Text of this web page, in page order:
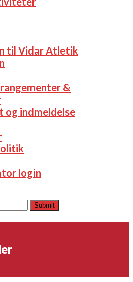
til Vidar Atletik
&
og indmeldelse
login
Submit